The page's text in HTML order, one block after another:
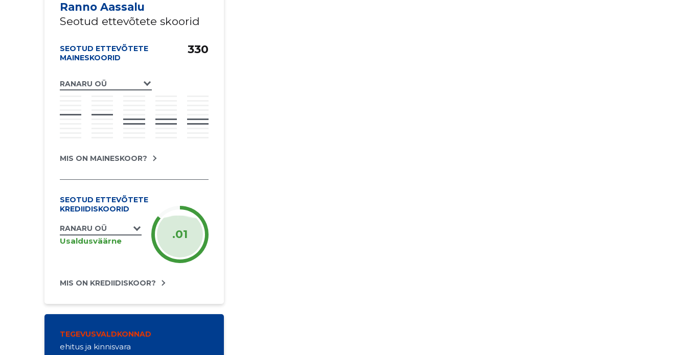
Ranno Aassalu
Seotud ettevõtete skoorid
SEOTUD ETTEVÕTETE
MAINESKOORID
RANARU OÜ
330
MIS ON MAINESKOOR?
SEOTUD ETTEVÕTETE
KREDIIDISKOORID
RANARU OÜ
Usaldusväärne .01
MIS ON KREDIIDISKOOR?
TEGEVUSVALDKONNAD
ehitus ja kinnisvara